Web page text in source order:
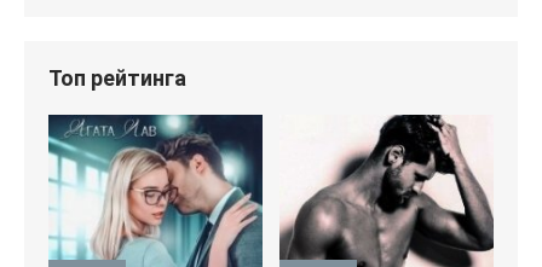
Топ рейтинга